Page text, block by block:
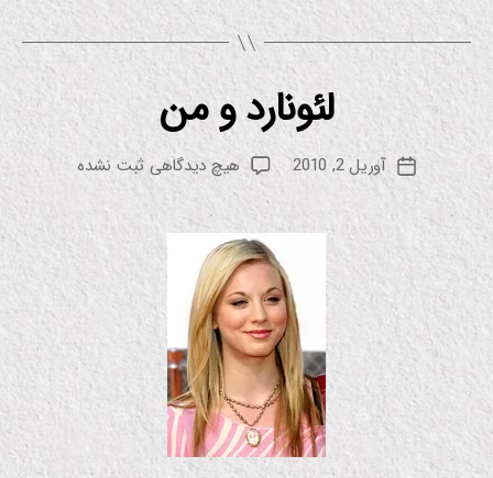
دسته‌ها س
یا
ل
ز
ت
ل
ب
لئونارد و من
نویسنده
نوشته
از
م
س
ع
تاریخ
نوشته
آوریل 2, 2010 هیچ دیدگاهیبرای
لئونارد
من
ثبت نشده